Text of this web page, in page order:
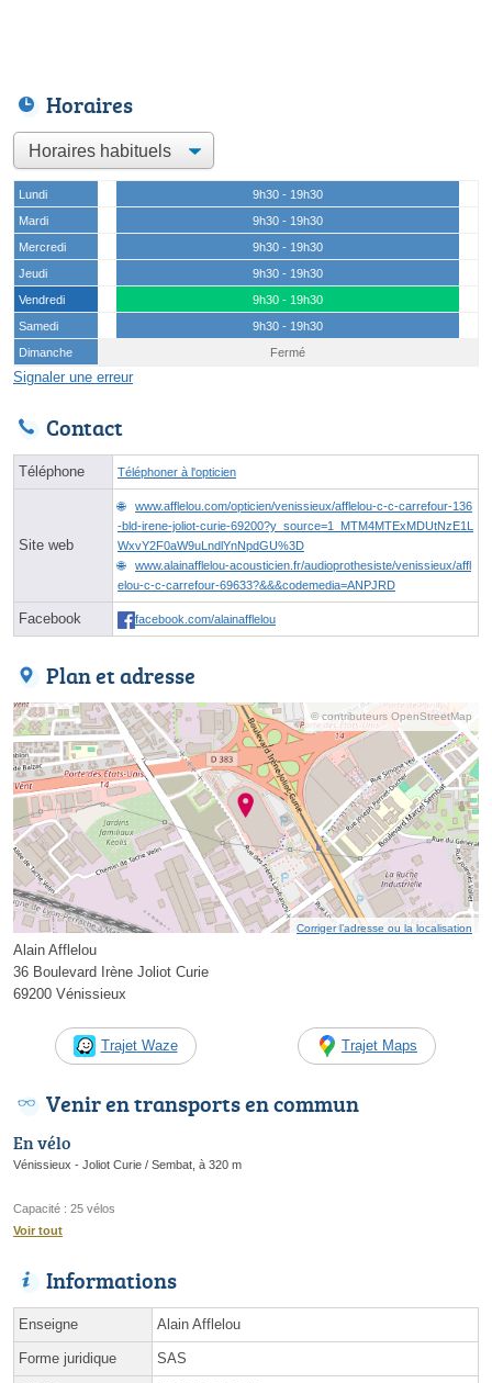
Horaires
Lundi
9h30 - 19h30
Mardi
9h30 - 19h30
Mercredi
9h30 - 19h30
Jeudi
9h30 - 19h30
Vendredi
9h30 - 19h30
Samedi
9h30 - 19h30
Dimanche
Fermé
Signaler une erreur
Contact
Téléphone Téléphoner à l'opticien
Site web
www.afflelou.com/opticien/venissieux/afflelou-c-c-carrefour-136
-bld-irene-joliot-curie-69200?y_source=1_MTM4MTExMDUtNzE1L
WxvY2F0aW9uLndlYnNpdGU%3D
www.alainafflelou-acousticien.fr/audioprothesiste/venissieux/affl
elou-c-c-carrefour-69633?&&&codemedia=ANPJRD
Facebook facebook.com/alainafflelou
Plan et adresse
© contributeurs OpenStreetMap
Corriger l’adresse ou la localisation
Alain Afflelou
36 Boulevard Irène Joliot Curie
69200 Vénissieux
Trajet Waze Trajet Maps
Venir en transports en commun
En vélo
Vénissieux - Joliot Curie / Sembat, à 320 m
Capacité : 25 vélos
Voir tout
Informations
Enseigne Alain Afflelou
Forme juridique SAS